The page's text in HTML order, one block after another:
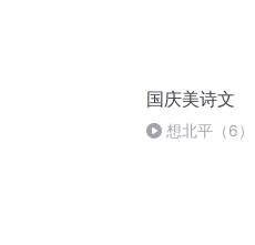
国庆美诗文
想北平（6）